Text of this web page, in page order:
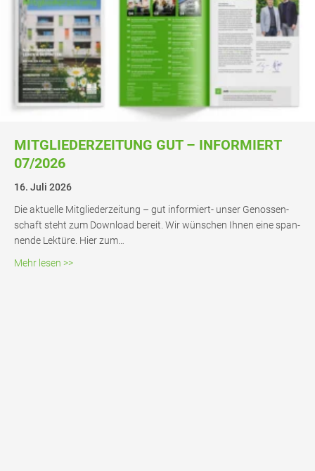
MIT­GLIE­DER­ZEI­TUNG GUT – INFOR­MIERT
07/2026
16. Juli 2026
Die aktu­el­le Mit­glie­der­zei­tung – gut infor­­miert- unser Genos­sen­
schaft steht zum Down­load bereit. Wir wün­schen Ihnen eine span­
nen­de Lek­tü­re. Hier zum…
Mehr lesen >>about Mit­glie­der­zei­tung gut – infor­miert 07/2026